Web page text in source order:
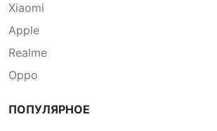
Xiaomi
Apple
Realme
Oppo
ПОПУЛЯРНОЕ